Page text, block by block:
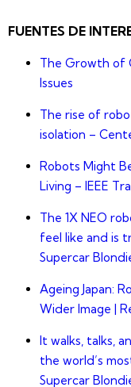
FUENTES DE
The Growth of
Issues
The rise of
isolation –
Robots Might
Living – IEEE
The 1X NEO
feel like and is
Supercar
Ageing Japan:
Wider Image |
It walks, talks,
the world’s
Supercar